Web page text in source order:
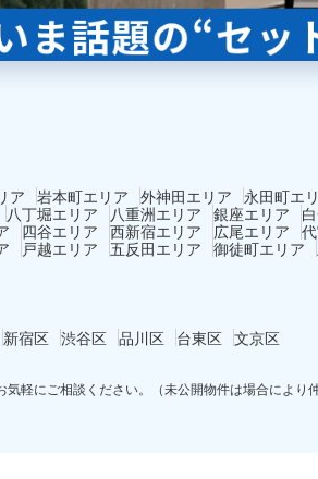
ア 岩本町エリア 外神田エリア
永田町エ
八丁堀エリア 八重洲エリア 銀座エリア
四谷エリア 西新宿エリア 広尾エリア
戸越エリア 五反田エリア 御徒町エリア
新宿区 渋谷区 品川区 台東区 文京区
気軽にご相談ください。（未公開物件は場合により